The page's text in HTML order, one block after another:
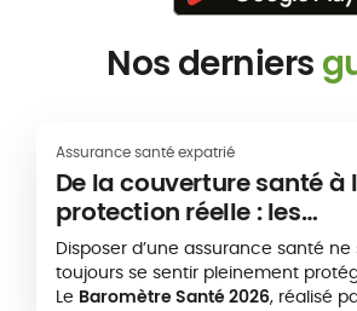
Nos derniers
Assurance santé expatrié
De la couverture santé à
protection réelle : les
enseignements du
2026
Disposer d’une assurance santé
toujours se sentir pleinement
Le Baromètre Santé 2026, réalisé